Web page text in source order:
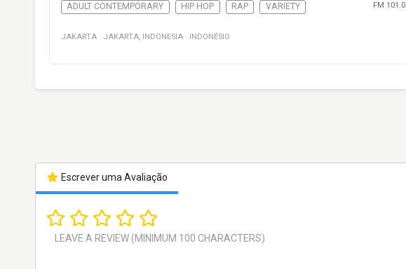
ADULT CONTEMPORARY HIP HOP RAP VARIETY FM 101.0
JAKARTA · JAKARTA, INDONESIA · INDONÉSIO
Escrever uma Avaliação